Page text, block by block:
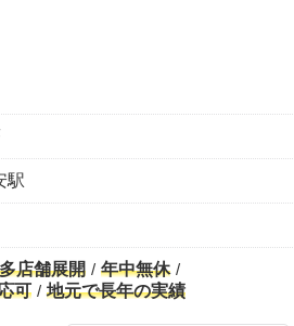
駅
多店舗展開
年中無休
可 地元で長年の実績